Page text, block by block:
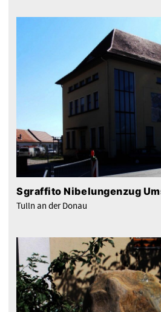
Sgraffito Nibelungenzug
Tulln an der Donau